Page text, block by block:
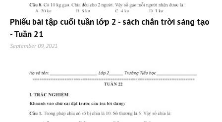
Phiếu bài tập cuối tuần lớp 2 - sách chân trời sáng tạo
- Tuần 21
September 09, 2021